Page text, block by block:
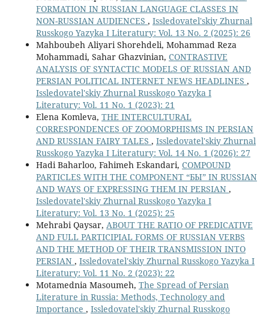
FORMATION IN RUSSIAN LANGUAGE CLASSES IN
NON-RUSSIAN AUDIENCES , Issledovatel'skiy Zhurnal
Russkogo Yazyka I Literatury: Vol. 13 No. 2 (2025): 26
Mahboubeh Aliyari Shorehdeli, Mohammad Reza
Mohammadi, Sahar Ghazvinian, CONTRASTIVE
ANALYSIS OF SYNTACTIC MODELS OF RUSSIAN AND
PERSIAN POLITICAL INTERNET NEWS HEADLINES ,
Issledovatel'skiy Zhurnal Russkogo Yazyka I
Literatury: Vol. 11 No. 1 (2023): 21
Elena Komleva, THE INTERCULTURAL
CORRESPONDENCES OF ZOOMORPHISMS IN PERSIAN
AND RUSSIAN FAIRY TALES , Issledovatel'skiy Zhurnal
Russkogo Yazyka I Literatury: Vol. 14 No. 1 (2026): 27
Hadi Baharloo, Fahimeh Eskandari, COMPOUND
PARTICLES WITH THE COMPONENT “БЫ” IN RUSSIAN
AND WAYS OF EXPRESSING THEM IN PERSIAN ,
Issledovatel'skiy Zhurnal Russkogo Yazyka I
Literatury: Vol. 13 No. 1 (2025): 25
Mehrabi Qaysar, ABOUT THE RATIO OF PREDICATIVE
AND FULL PARTICIPIAL FORMS OF RUSSIAN VERBS
AND THE METHOD OF THEIR TRANSMISSION INTO
PERSIAN , Issledovatel'skiy Zhurnal Russkogo Yazyka I
Literatury: Vol. 11 No. 2 (2023): 22
Motamednia Masoumeh, The Spread of Persian
Literature in Russia: Methods, Technology and
Importance , Issledovatel'skiy Zhurnal Russkogo